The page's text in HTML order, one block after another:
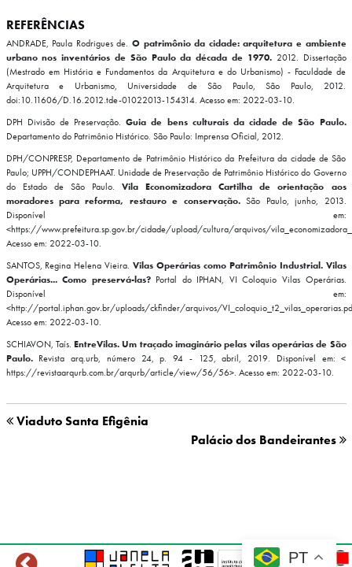
REFERÊNCIAS
ANDRADE, Paula Rodrigues de. O patrimônio da cidade: arquitetura e ambiente
urbano nos inventários de São Paulo da década de 1970.2012. Dissertação
(Mestrado em História e Fundamentos da Arquitetura e do Urbanismo) - Faculdade de
Arquitetura e Urbanismo, Universidade de São Paulo, São Paulo, 2012.
doi:10.11606/D.16.2012.tde-01022013-154314. Acesso em: 2022-03-10.
DPH Divisão de Preservação.Guia de bens culturais da cidade de São Paulo.
Departamento do Patrimônio Histórico. São Paulo: Imprensa Oficial, 2012.
DPH/CONPRESP, Departamento de Patrimônio Histórico da Prefeitura da cidade de São
Paulo; UPPH/CONDEPHAAT. Unidade de Preservação de Patrimônio Histórico do Governo
do Estado de São Paulo. Vila Economizadora Cartilha de orientação aos
moradores para reforma, restauro e conservação.São Paulo, junho, 2013.
Disponível em:
<https://www.prefeitura.sp.gov.br/cidade/upload/cultura/arquivos/
Acesso em: 2022-03-10.
SANTOS, Regina Helena Vieira.Vilas Operárias como Patrimônio Industrial. Vilas
Operárias... Como preservá-las?Portal do IPHAN, VI Coloquio Vilas Operárias.
Disponível em:
<http://portal.iphan.gov.br/uploads/ckfinder/arquivos/
Acesso em: 2022-03-10.
SCHIAVON, Taís.EntreVilas. Um traçado imaginário pelas vilas operárias de São
Paulo.Revista arq.urb, número 24, p. 94 - 125, abril, 2019. Disponível em: <
https://revistaarqurb.com.br/arqurb/article/view/56/56>. Acesso em: 2022-03-10.
Viaduto Santa Efigênia
Palácio dos Bandeirantes
PT